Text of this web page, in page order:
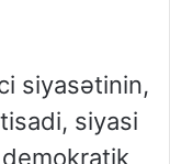
siyasətinin,
siyasi